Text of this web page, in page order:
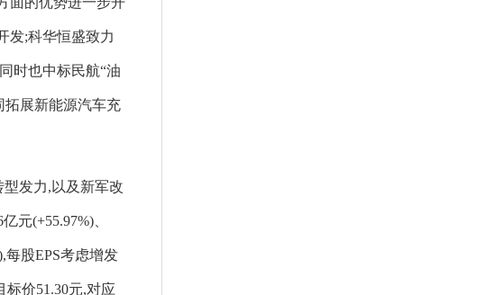
发;科华恒盛致力
时也中标民航“油
拓展新能源汽车充
发力,以及新军改
元(+55.97%)、
每股EPS考虑增发
标价51.30元,对应